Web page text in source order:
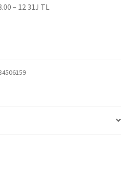
– 12 31J TL